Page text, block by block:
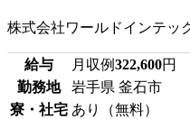
株式会社ワールドインテッ
給与 月収例322,600円
勤務地
岩手県 釜石市
寮・社宅 あり（無料）